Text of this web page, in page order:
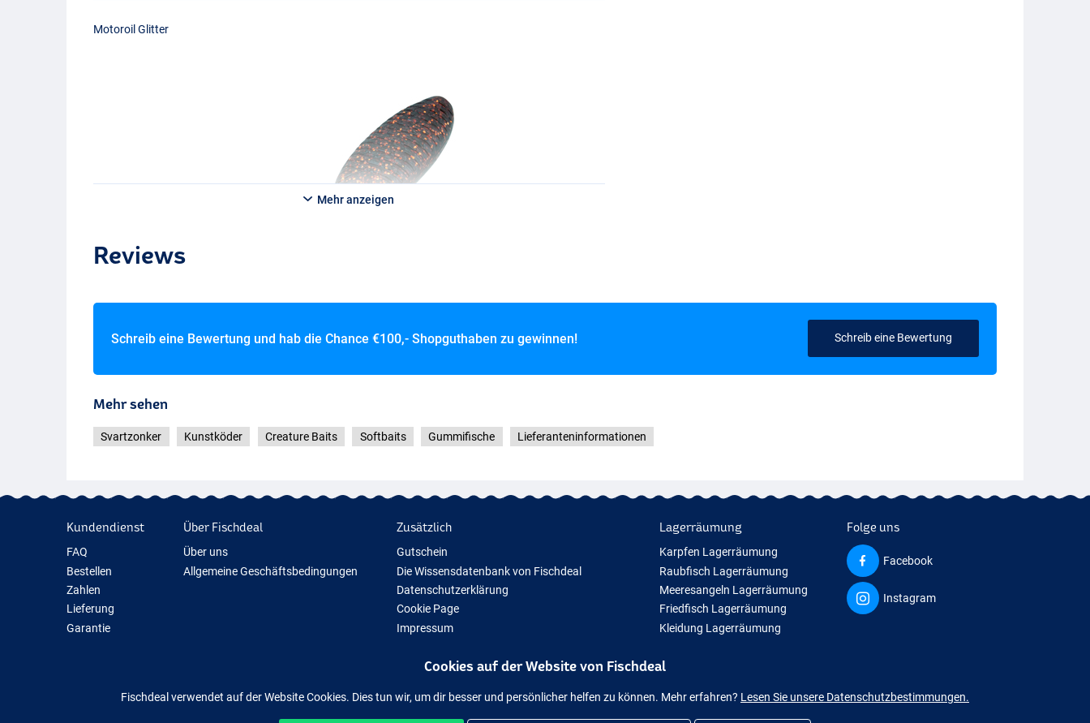
Pumpkin Spice
Motoroil Glitter
Mehr anzeigen
Reviews
Schreib eine Bewertung und hab die Chance €100,- Shopguthaben zu gewinnen! Schreib eine Bewertung
Mehr sehen
Svartzonker Kunstköder Creature Baits Softbaits Gummifische Lieferanteninformationen
Kundendienst
FAQ
Bestellen
Zahlen
Lieferung
Garantie
Über Fischdeal
Über uns
Allgemeine Geschäftsbedingungen
Zusätzlich
Gutschein
Die Wissensdatenbank von Fischdeal
Datenschutzerklärung
Cookie Page
Impressum
Neue Angelausrüstung
Lagerräumung
Karpfen Lagerräumung
Raubfisch Lagerräumung
Meeresangeln Lagerräumung
Friedfisch Lagerräumung
Kleidung Lagerräumung
Folge uns
Facebook
Instagram
Cookies auf der Website von Fischdeal
Fischdeal verwendet auf der Website Cookies. Dies tun wir, um dir besser und persönlicher helfen zu können. Mehr erfahren? Lesen Sie unsere Datenschutzbestimmungen.